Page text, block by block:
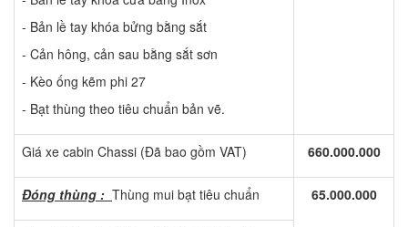
- Bản lề tay khóa bửng bằng sắt
- Cản hông, cản sau bằng sắt sơn
- Kèo ống kẽm phi 27
- Bạt thùng theo tiêu chuẩn bản vẽ.
Giá xe cabin Chassi (Đã bao gồm VAT) 660.000.000
Đóng thùng : Thùng mui bạt tiêu chuẩn 65.000.000